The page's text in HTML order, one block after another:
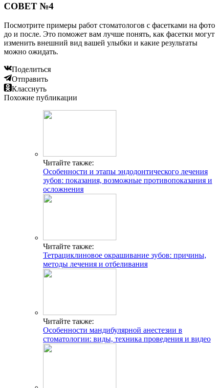
СОВЕТ №4
Посмотрите примеры работ стоматологов с фасетками на фото
до и после. Это поможет вам лучше понять, как фасетки могут
изменить внешний вид вашей улыбки и какие результаты
можно ожидать.
Поделиться
Отправить
Класснуть
Похожие публикации
Читайте также:
Особенности и этапы эндодонтического лечения
зубов: показания, возможные противопоказания и
осложнения
Читайте также:
Тетрациклиновое окрашивание зубов: причины,
методы лечения и отбеливания
Читайте также:
Особенности мандибулярной анестезии в
стоматологии: виды, техника проведения и видео